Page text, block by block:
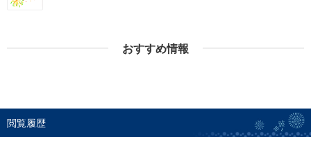
おすすめ情報
閲覧履歴